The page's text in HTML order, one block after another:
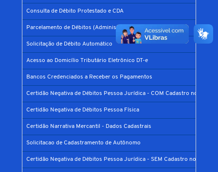
Consulta de Débito Protestado e CDA
Parcelamento de Débitos (Administrativo e Judicial)
Solicitação de Débito Automático
Acesso ao Domicílio Tributário Eletrônico DT-e
Bancos Credenciados a Receber os Pagamentos
Certidão Negativa de Débitos Pessoa Jurídica - COM Cadastro no
Certidão Negativa de Débitos Pessoa Física
Certidão Narrativa Mercantil - Dados Cadastrais
Solicitacao de Cadastramento de Autônomo
Certidão Negativa de Débitos Pessoa Jurídica - SEM Cadastro no